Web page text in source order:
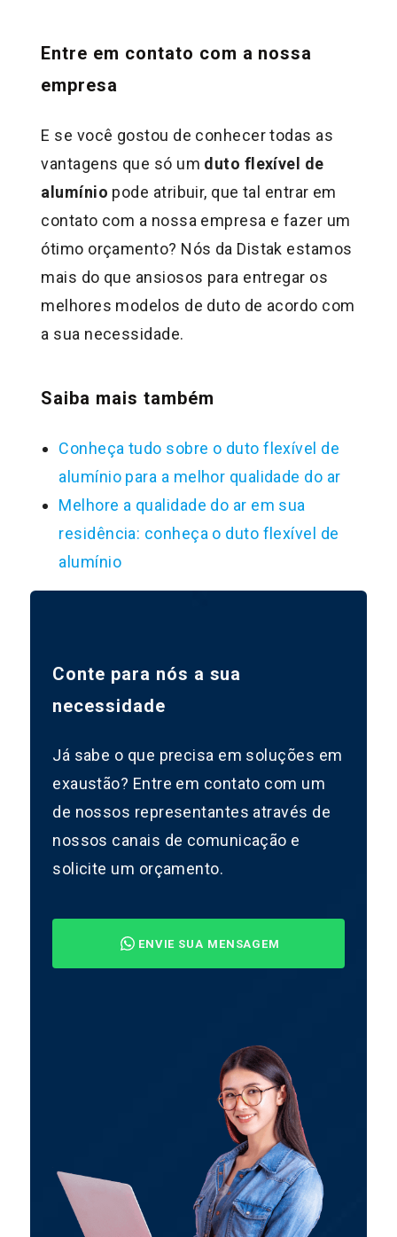
Entre em contato com a nossa
empresa
E se você gostou de conhecer todas as
vantagens que só um duto flexível de
alumínio pode atribuir, que tal entrar em
contato com a nossa empresa e fazer um
ótimo orçamento? Nós da Distak estamos
mais do que ansiosos para entregar os
melhores modelos de duto de acordo com
a sua necessidade.
Saiba mais também
Conheça tudo sobre o duto flexível de
alumínio para a melhor qualidade do ar
Melhore a qualidade do ar em sua
residência: conheça o duto flexível de
alumínio
Conte para nós a sua
necessidade
Já sabe o que precisa em soluções em
exaustão? Entre em contato com um
de nossos representantes através de
nossos canais de comunicação e
solicite um orçamento.
ENVIE SUA MENSAGEM